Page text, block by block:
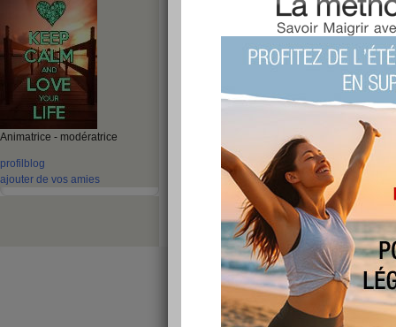
Animatrice - modératrice
profil blog
ajouter de vos amies
Blog de
21 - 30 31 - 35
‹ Préc. 21 22 23 24 25
Une petite fable ?
publié le 02/04/2008 à 22:27
LE VILLAGEOIS ET LE SERPENT